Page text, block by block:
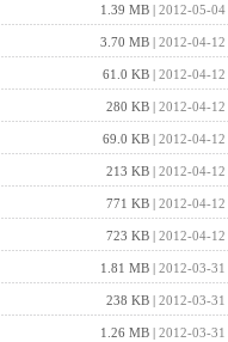
1.39 MB | 2012-05-
3.70 MB | 2012-04-12
61.0 KB | 2012-04-12
280 KB | 2012-04-12
69.0 KB | 2012-04-12
213 KB | 2012-04-12
771 KB | 2012-04-12
723 KB | 2012-04-12
1.81 MB | 2012-03-31
238 KB | 2012-03-31
1.26 MB | 2012-03-31